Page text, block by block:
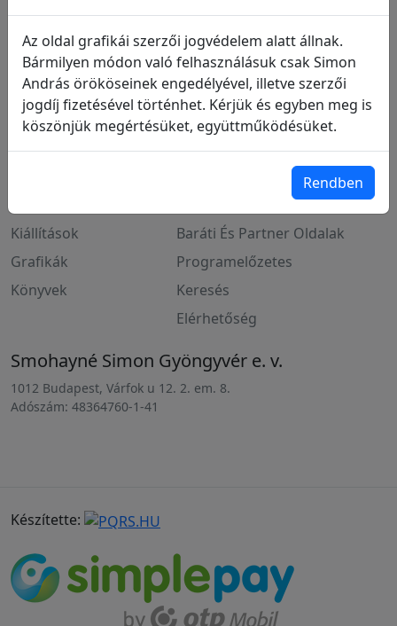
2006-2026 ©Simon Galéria
Minden jog fenntartva!
impresszum |jognyilatkozat
Menüpontok
Főoldal
Kiállítások
Grafikák
Könyvek
Hasznos információk
Sitemap
Aktuális Információk
Felhasználási Lehetőségek
Baráti És Partner Oldalak
Programelőzetes
Keresés
Elérhetőség
Smohayné Simon Gyöngyvér e. v.
1012 Budapest, Várfok u 12. 2. em. 8.
Adószám: 48364760-1-41
Készítette:
Az oldal grafikái szerzői jogvédelem alatt állnak.
Bármilyen módon való felhasználásuk csak Simon
András örököseinek engedélyével, illetve szerzői
jogdíj fizetésével történhet. Kérjük és egyben meg is
köszönjük megértésüket, együttműködésüket.
Rendben